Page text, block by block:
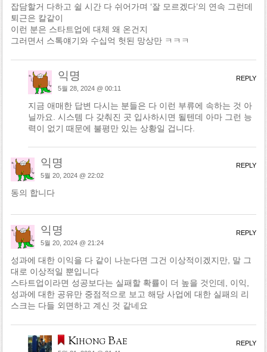
잡담할거 다하고 쉴 시간 다 쉬어가며 ‘잘 모르겠다’의 연속 그런데
퇴근은 칼같이
이런 분은 스타트업에 대체 왜 온건지
그러면서 스톡얘기와 수십억 헛된 망상만 ㅋㅋㅋ
익명
5월 28, 2024 @ 00:11
지금 애매한 답변 다시는 분들은 다 이런 부류에 속하는 것 아
닐까요. 시스템 다 갖춰진 곳 입사하시면 될텐데 아마 그런 능
력이 없기 때문에 불평만 있는 상황일 겁니다.
REPLY
익명
5월 20, 2024 @ 22:02
동의 합니다
REPLY
익명
5월 20, 2024 @ 21:24
성과에 대한 이익을 다 같이 나눈다면 그건 이상적이겠지만, 말 그
대로 이상적일 뿐입니다
스타트업이라면 성공보다는 실패할 확률이 더 높을 것인데, 이익,
성과에 대한 공유만 중점적으로 보고 해당 사업에 대한 실패의 리
스크는 다들 외면하고 계신 것 같네요
REPLY
Kihong Bae REPLY